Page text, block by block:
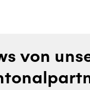
von